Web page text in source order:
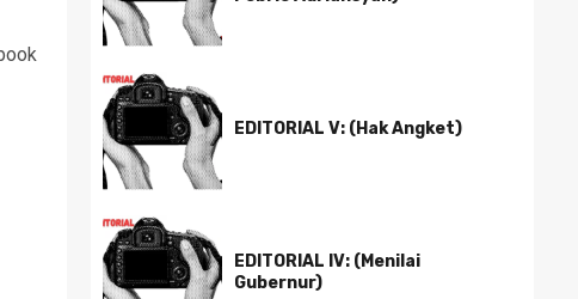
EDITORIAL V: (Hak Angket)
EDITORIAL IV: (Menilai
Gubernur)